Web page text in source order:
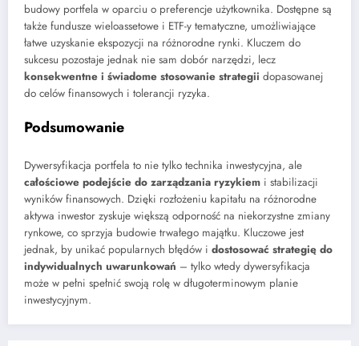
budowy portfela w oparciu o preferencje użytkownika. Dostępne są
także fundusze wieloassetowe i ETF-y tematyczne, umożliwiające
łatwe uzyskanie ekspozycji na różnorodne rynki. Kluczem do
sukcesu pozostaje jednak nie sam dobór narzędzi, lecz
konsekwentne i świadome stosowanie strategii dopasowanej
do celów finansowych i tolerancji ryzyka.
Podsumowanie
Dywersyfikacja portfela to nie tylko technika inwestycyjna, ale
całościowe podejście do zarządzania ryzykiem i stabilizacji
wyników finansowych. Dzięki rozłożeniu kapitału na różnorodne
aktywa inwestor zyskuje większą odporność na niekorzystne zmiany
rynkowe, co sprzyja budowie trwałego majątku. Kluczowe jest
jednak, by unikać popularnych błędów i dostosować strategię do
indywidualnych uwarunkowań – tylko wtedy dywersyfikacja
może w pełni spełnić swoją rolę w długoterminowym planie
inwestycyjnym.